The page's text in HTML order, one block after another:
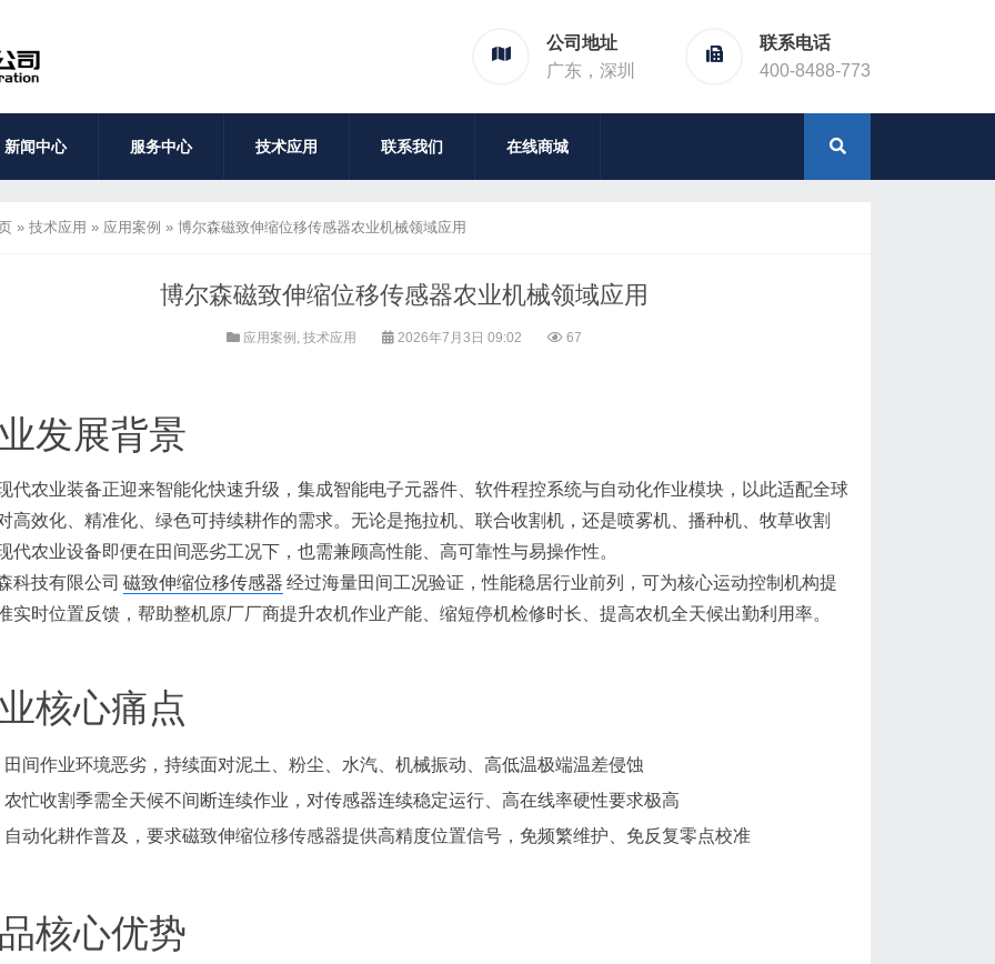
公司地址
广东，深圳
联系电话
400-8488-773
新闻中心 服务中心 技术应用 联系我们 在线商城
» 技术应用 » 应用案例 » 博尔森磁致伸缩位移传感器农业机械领域应用
博尔森磁致伸缩位移传感器农业机械领域应用
应用案例 , 技术应用 2026年7月3日 09:02 67
发展背景
代农业装备正迎来智能化快速升级，集成智能电子元器件、软件程控系统与自动化作业模块，以此适配全球
高效化、精准化、绿色可持续耕作的需求。无论是拖拉机、联合收割机，还是喷雾机、播种机、牧草收割
代农业设备即便在田间恶劣工况下，也需兼顾高性能、高可靠性与易操作性。
科技有限公司 磁致伸缩位移传感器 经过海量田间工况验证，性能稳居行业前列，可为核心运动控制机构提
实时位置反馈，帮助整机原厂厂商提升农机作业产能、缩短停机检修时长、提高农机全天候出勤利用率。
核心痛点
田间作业环境恶劣，持续面对泥土、粉尘、水汽、机械振动、高低温极端温差侵蚀
农忙收割季需全天候不间断连续作业，对传感器连续稳定运行、高在线率硬性要求极高
自动化耕作普及，要求磁致伸缩位移传感器提供高精度位置信号，免频繁维护、免反复零点校准
核心优势